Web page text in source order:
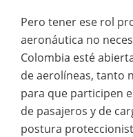
Pero tener ese rol
aeronáutica no
Colombia esté
de aerolíneas, tanto
para que participen
de pasajeros y de
postura